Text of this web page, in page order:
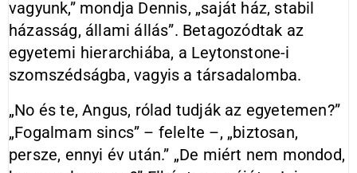
vagyunk,” mondja Dennis, „saját ház, stabil
házasság, állami állás”. Betagozódtak az
egyetemi hierarchiába, a Leytonstone-i
szomszédságba, vagyis a társadalomba.
„No és te, Angus, rólad tudják az egyetemen?”
„Fogalmam sincs” – felelte –, „biztosan,
persze, ennyi év után.” „De miért nem mondod,